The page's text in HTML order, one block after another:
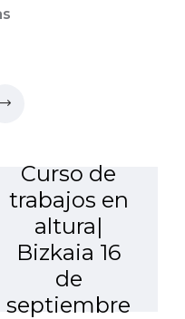
Curso de
trabajos en
altura|
Bizkaia 16
de
septiembre